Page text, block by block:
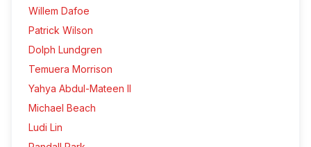
Willem Dafoe
Patrick Wilson
Dolph Lundgren
Temuera Morrison
Yahya Abdul-Mateen II
Michael Beach
Ludi Lin